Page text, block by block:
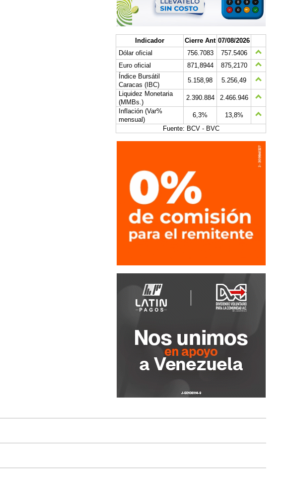
Indicador Cierre Ant 07/08/2026
Dólar oficial
756.7083
757.5406
Euro oficial
871,8944
875,2170
Índice Bursátil
Caracas (IBC)
5.158,98
5.256,49
Liquidez Monetaria
(MMBs.)
2.390.884
2.466.946
Inflación (Var%
mensual)
6,3%
13,8%
Fuente: BCV - BVC